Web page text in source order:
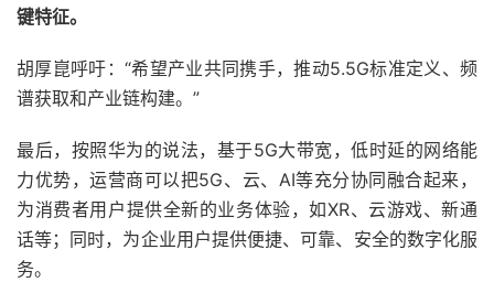
键特征。
胡厚崑呼吁：“希望产业共同携手，推动5.5G标准定义、频
谱获取和产业链构建。”
最后，按照华为的说法，基于5G大带宽，低时延的网络能
力优势，运营商可以把5G、云、AI等充分协同融合起来，
为消费者用户提供全新的业务体验，如XR、云游戏、新通
话等；同时，为企业用户提供便捷、可靠、安全的数字化服
务。